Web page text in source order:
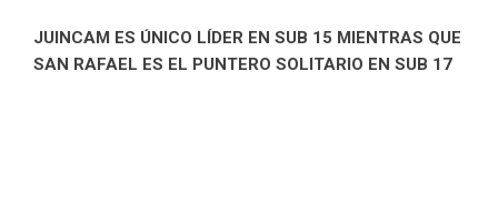
JUINCAM ES ÚNICO LÍDER EN SUB 15 MIENTRAS QUE
SAN RAFAEL ES EL PUNTERO SOLITARIO EN SUB 17